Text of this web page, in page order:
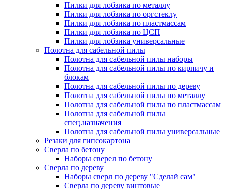
Пилки для лобзика по металлу
Пилки для лобзика по оргстеклу
Пилки для лобзика по пластмассам
Пилки для лобзика по ЦСП
Пилки для лобзика универсальные
Полотна для сабельной пилы
Полотна для сабельной пилы наборы
Полотна для сабельной пилы по кирпичу и
блокам
Полотна для сабельной пилы по дереву
Полотна для сабельной пилы по металлу
Полотна для сабельной пилы по пластмассам
Полотна для сабельной пилы
спец.назначения
Полотна для сабельной пилы универсальные
Резаки для гипсокартона
Сверла по бетону
Наборы сверел по бетону
Сверла по дереву
Наборы сверл по дереву "Сделай сам"
Сверла по дереву винтовые